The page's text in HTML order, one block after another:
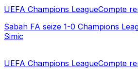
UEFA Champions LeagueCompte
Sabah FA seize 1-0 Champions
Simic
UEFA Champions LeagueCompte